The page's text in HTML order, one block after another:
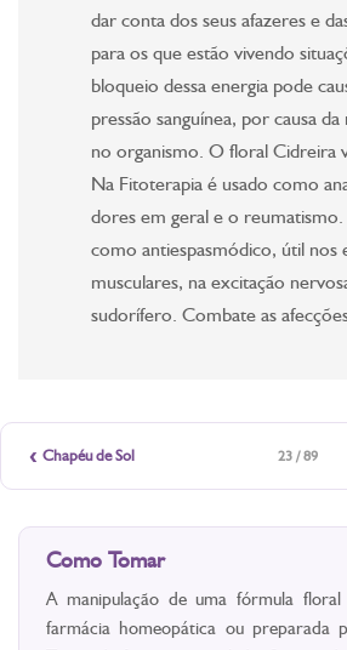
dar conta dos seus afazeres e
para os que estão vivendo
bloqueio dessa energia pode
pressão sanguínea, por causa
no organismo. O floral Cidreira
Na Fitoterapia é usado como
dores em geral e o
como antiespasmódico, útil nos
musculares, na excitação
sudorífero. Combate as
‹ Chapéu de Sol 23 / 89
Como Tomar
A manipulação de uma fórmula
farmácia homeopática ou preparada